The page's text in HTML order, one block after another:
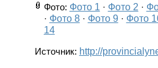
Фото: Фото 1 · Фото 2 ·
· Фото 8· Фото 9 · Фото
14
Источник: http://